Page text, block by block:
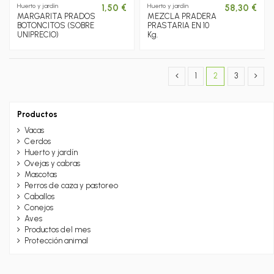
Huerto y jardín
MARGARITA PRADOS
BOTONCITOS (SOBRE
UNIPRECIO)
1,50 € Huerto y jardín
MEZCLA PRADERA
PRASTARIA EN 10
Kg.
58,30 €
1 2 3
Productos
Vacas
Cerdos
Huerto y jardín
Ovejas y cabras
Mascotas
Perros de caza y pastoreo
Caballos
Conejos
Aves
Productos del mes
Protección animal